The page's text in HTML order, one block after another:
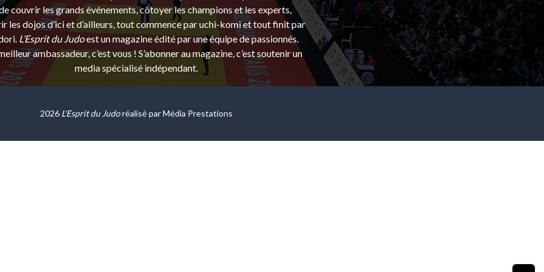
couvrir les grands événements, côtoyer les champions et les experts,
les dojos d’ici et d’ailleurs, tout commence par uchi-komi et tout finit par
L’Esprit du Judoest un magazine édité par une équipe de passionnés.
ambassadeur, c’est vous ! S’abonner au magazine, c’est soutenir un
media spécialisé indépendant.
2026 L'Esprit du Judoréalisé parMédia Prestations